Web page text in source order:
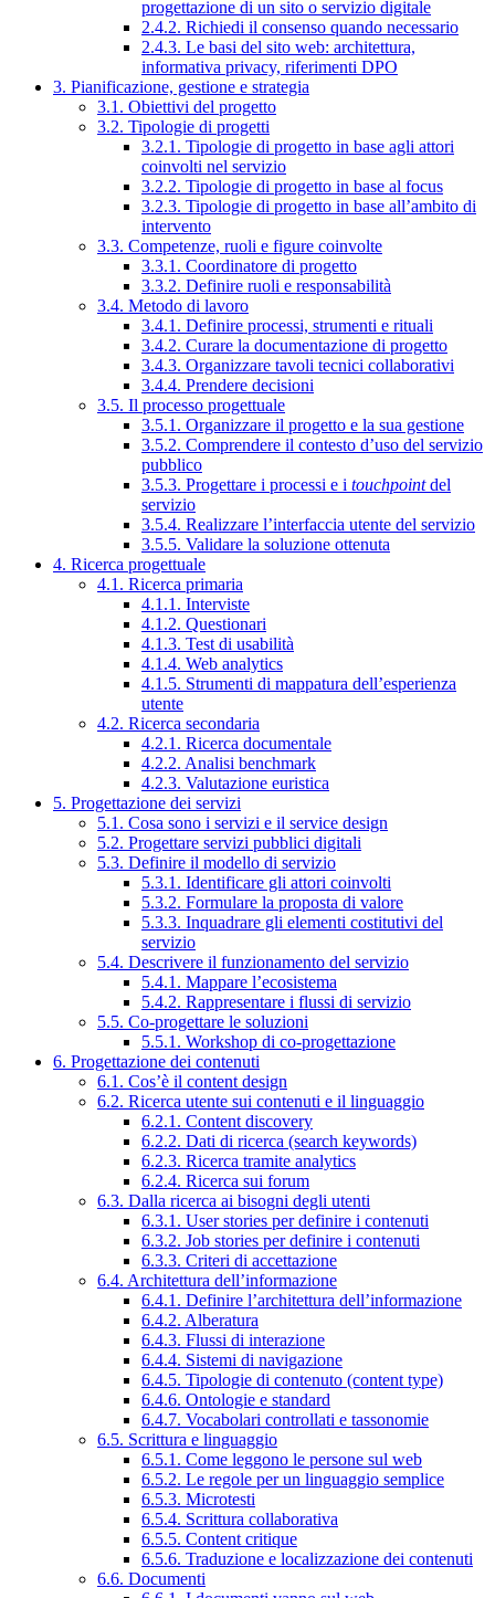
progettazione di un sito o servizio digitale
2.4.2. Richiedi il consenso quando necessario
2.4.3. Le basi del sito web: architettura,
informativa privacy, riferimenti DPO
3. Pianificazione, gestione e strategia
3.1. Obiettivi del progetto
3.2. Tipologie di progetti
3.2.1. Tipologie di progetto in base agli attori
coinvolti nel servizio
3.2.2. Tipologie di progetto in base al focus
3.2.3. Tipologie di progetto in base all’ambito di
intervento
3.3. Competenze, ruoli e figure coinvolte
3.3.1. Coordinatore di progetto
3.3.2. Definire ruoli e responsabilità
3.4. Metodo di lavoro
3.4.1. Definire processi, strumenti e rituali
3.4.2. Curare la documentazione di progetto
3.4.3. Organizzare tavoli tecnici collaborativi
3.4.4. Prendere decisioni
3.5. Il processo progettuale
3.5.1. Organizzare il progetto e la sua gestione
3.5.2. Comprendere il contesto d’uso del servizio
pubblico
3.5.3. Progettare i processi e i touchpointdel
servizio
3.5.4. Realizzare l’interfaccia utente del servizio
3.5.5. Validare la soluzione ottenuta
4. Ricerca progettuale
4.1. Ricerca primaria
4.1.1. Interviste
4.1.2. Questionari
4.1.3. Test di usabilità
4.1.4. Web analytics
4.1.5. Strumenti di mappatura dell’esperienza
utente
4.2. Ricerca secondaria
4.2.1. Ricerca documentale
4.2.2. Analisi benchmark
4.2.3. Valutazione euristica
5. Progettazione dei servizi
5.1. Cosa sono i servizi e il service design
5.2. Progettare servizi pubblici digitali
5.3. Definire il modello di servizio
5.3.1. Identificare gli attori coinvolti
5.3.2. Formulare la proposta di valore
5.3.3. Inquadrare gli elementi costitutivi del
servizio
5.4. Descrivere il funzionamento del servizio
5.4.1. Mappare l’ecosistema
5.4.2. Rappresentare i flussi di servizio
5.5. Co-progettare le soluzioni
5.5.1. Workshop di co-progettazione
6. Progettazione dei contenuti
6.1. Cos’è il content design
6.2. Ricerca utente sui contenuti e il linguaggio
6.2.1. Content discovery
6.2.2. Dati di ricerca (search keywords)
6.2.3. Ricerca tramite analytics
6.2.4. Ricerca sui forum
6.3. Dalla ricerca ai bisogni degli utenti
6.3.1. User stories per definire i contenuti
6.3.2. Job stories per definire i contenuti
6.3.3. Criteri di accettazione
6.4. Architettura dell’informazione
6.4.1. Definire l’architettura dell’informazione
6.4.2. Alberatura
6.4.3. Flussi di interazione
6.4.4. Sistemi di navigazione
6.4.5. Tipologie di contenuto (content type)
6.4.6. Ontologie e standard
6.4.7. Vocabolari controllati e tassonomie
6.5. Scrittura e linguaggio
6.5.1. Come leggono le persone sul web
6.5.2. Le regole per un linguaggio semplice
6.5.3. Microtesti
6.5.4. Scrittura collaborativa
6.5.5. Content critique
6.5.6. Traduzione e localizzazione dei contenuti
6.6. Documenti